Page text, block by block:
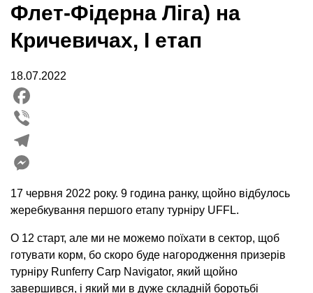
Флет-Фідерна Ліга) на
Кричевичах, I етап
18.07.2022
Facebook
Viber
Telegram
17 червня 2022 року. 9 година ранку, щойно відбулось
жеребкування першого етапу турніру UFFL.
О 12 старт, але ми не можемо поїхати в сектор, щоб
готувати корм, бо скоро буде нагородження призерів
турніру Runferry Carp Navigator, який щойно
завершився, і який ми в дуже складній боротьбі